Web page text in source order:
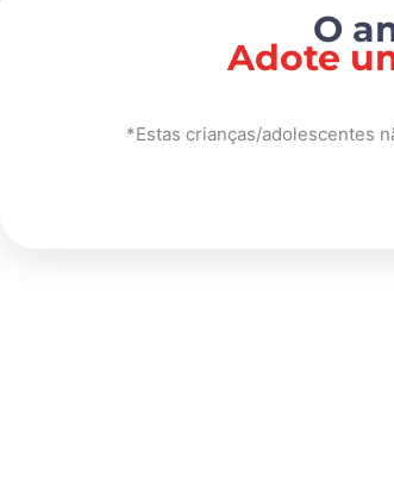
O
Adote
*Estas crianças/adolescentes